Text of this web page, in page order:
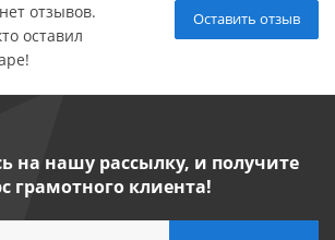
Оставить отзыв
отзывов.
оставил
на нашу рассылку, и получите
грамотного клиента!